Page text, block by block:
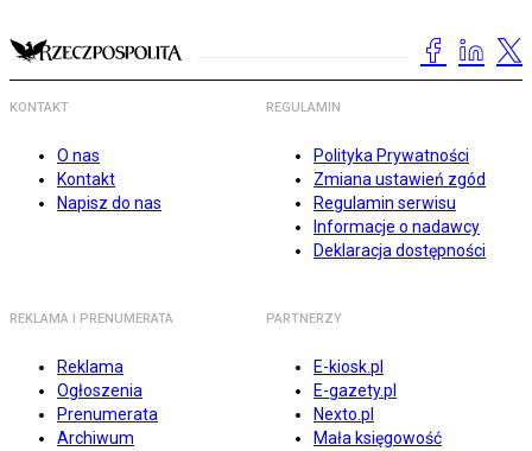
KONTAKT
O nas
Kontakt
Napisz do nas
REGULAMIN
Polityka Prywatności
Zmiana ustawień zgód
Regulamin serwisu
Informacje o nadawcy
Deklaracja dostępności
REKLAMA I PRENUMERATA
Reklama
Ogłoszenia
Prenumerata
Archiwum
PARTNERZY
E-kiosk.pl
E-gazety.pl
Nexto.pl
Mała księgowość